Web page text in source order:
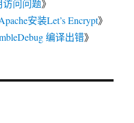
访问问题》
安装Let’s Encrypt》
编译出错》